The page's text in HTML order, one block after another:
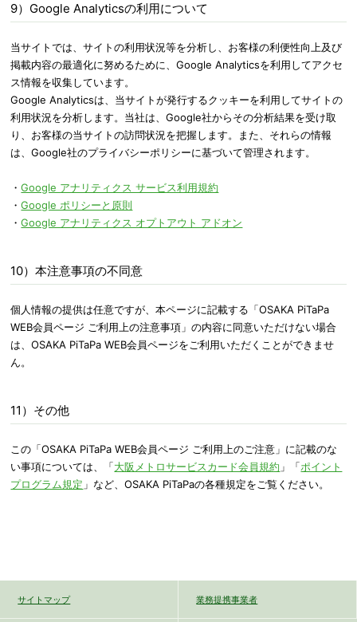
9）Google Analyticsの利用について
当サイトでは、サイトの利用状況等を分析し、お客様の利便性向上及び
掲載内容の最適化に努めるために、Google Analyticsを利用してアクセ
ス情報を収集しています。
Google Analyticsは、当サイトが発行するクッキーを利用してサイトの
利用状況を分析します。当社は、Google社からその分析結果を受け取
り、お客様の当サイトの訪問状況を把握します。また、それらの情報
は、Google社のプライバシーポリシーに基づいて管理されます。
・Google アナリティクス サービス利用規約
・Google ポリシーと原則
・Google アナリティクス オプトアウト アドオン
10）本注意事項の不同意
個人情報の提供は任意ですが、本ページに記載する「OSAKA PiTaPa
WEB会員ページ ご利用上の注意事項」の内容に同意いただけない場合
は、OSAKA PiTaPa WEB会員ページをご利用いただくことができませ
ん。
11）その他
この「OSAKA PiTaPa WEB会員ページ ご利用上のご注意」に記載のな
い事項については、「大阪メトロサービスカード会員規約 」「ポイント
プログラム規定 」など、OSAKA PiTaPaの各種規定をご覧ください。
サイトマップ 業務提携事業者